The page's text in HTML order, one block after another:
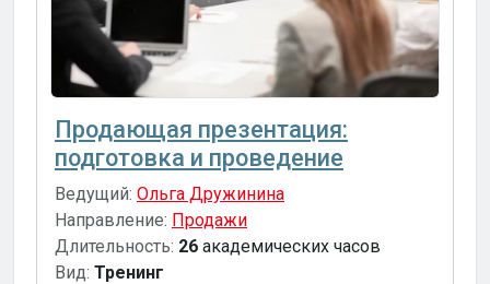
Продающая презентация:
подготовка и проведение
Ведущий: Ольга Дружинина
Направление: Продажи
Длительность: 26 академических часов
Вид: Тренинг